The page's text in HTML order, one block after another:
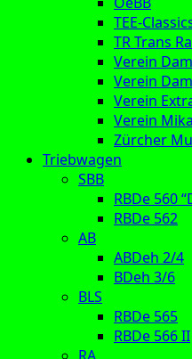
TEE-
TR Trans
Verein
Verein
Verein
Verein
Zürcher
Triebwagen
SBB
RBDe 560
RBDe 562
AB
ABDeh 2/4
BDeh 3/6
BLS
RBDe 565
RBDe 566 II